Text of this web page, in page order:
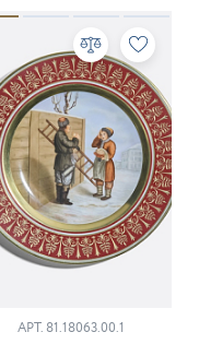
АРТ. 81.18063.00.1